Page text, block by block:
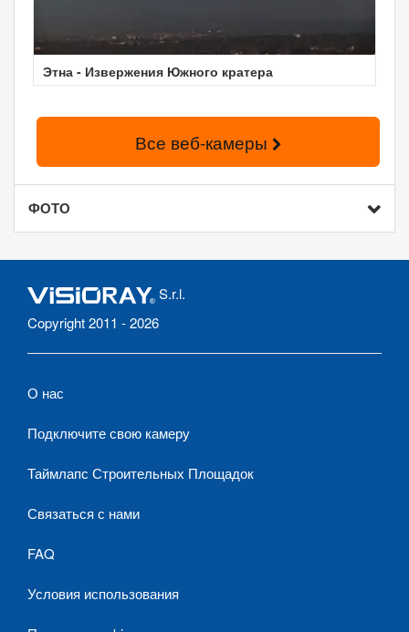
Этна - Извержения Южного кратера
Все веб-камеры
ФОТО
S.r.l.
Copyright 2011 - 2026
О нас
Подключите свою камеру
Таймлапс Строительных Площадок
Связаться с нами
FAQ
Условия использования